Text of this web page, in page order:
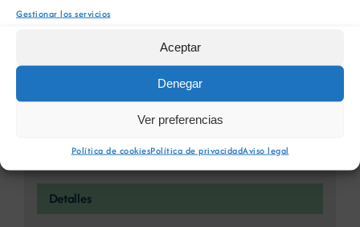
Gestionar los servicios
Aceptar
Denegar
Ver preferencias
Política de cookiesPolítica de privacidadAviso legal
Aditiva (Impresión 3D): Interés,
Ingeniería Civil y Biomedicina
Aditiva (Impresión 3D): Interés,
Detalles